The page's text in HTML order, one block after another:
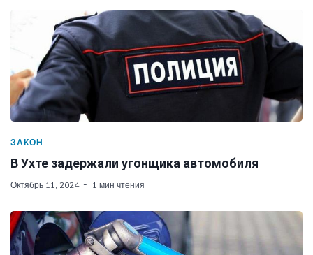
ЗАКОН
В Ухте задержали угонщика автомобиля
Октябрь 11, 2024 1 мин чтения